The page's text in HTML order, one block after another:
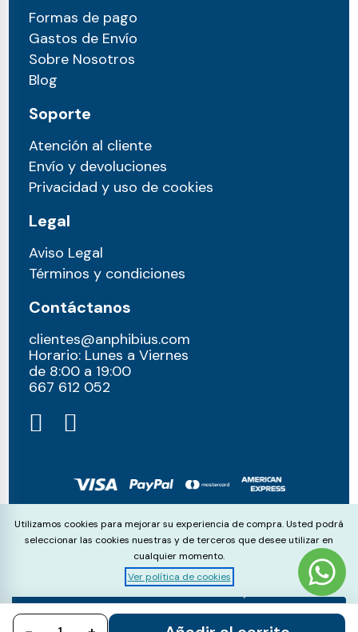
Formas de pago
Gastos de Envío
Sobre Nosotros
Blog
Soporte
Atención al cliente
Envío y devoluciones
Privacidad y uso de cookies
Legal
Aviso Legal
Términos y condiciones
Contáctanos
clientes@anphibius.com
Horario: Lunes a Viernes
de 8:00 a 19:00
667 612 052​
© anphibius, 2026
Pago 100% seguros con:
Cookie Consent
Utilizamos cookies para mejorar su experiencia de compra. Usted podrá
seleccionar las cookies nuestras y de terceros que desee utilizar en
cualquier momento.
Ver política de cookies
Aceptar
Rechazar
Configurar